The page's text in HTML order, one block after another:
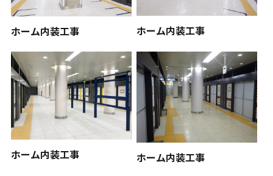
ホーム内装工事 ホーム内装工事
ホーム内装工事 ホーム内装工事